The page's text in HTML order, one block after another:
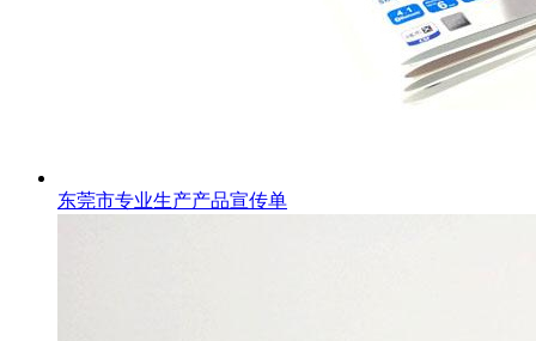
东莞市专业生产产品宣传单